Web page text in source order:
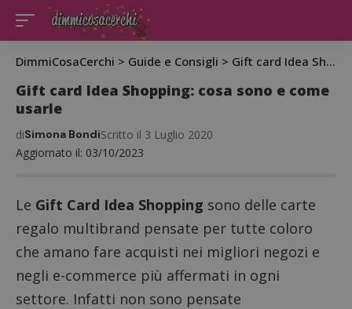
DimmiCosaCerchi > Guide e Consigli > Gift card Idea Shopping: cosa sono e come usarle
Gift card Idea Shopping: cosa sono e come
usarle
Aggiornato il: 03/10/2023
diSimona BondiScritto il 3 Luglio 2020
Le Gift Card Idea Shopping sono delle carte
regalo multibrand pensate per tutte coloro
che amano fare acquisti nei migliori negozi e
negli e-commerce più affermati in ogni
settore. Infatti non sono pensate